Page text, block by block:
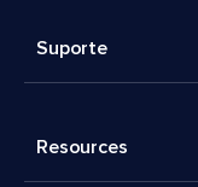
Suporte
Resources